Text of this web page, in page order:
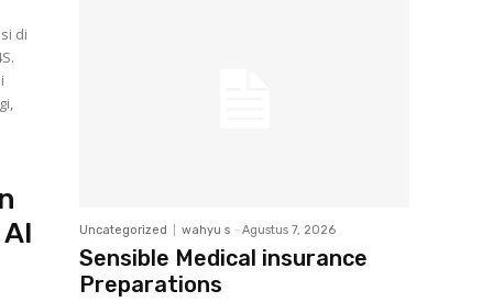
di
Uncategorized wahyu s - Agustus 7, 2026
Sensible Medical insurance
Preparations